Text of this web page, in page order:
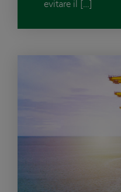
evitare il […]